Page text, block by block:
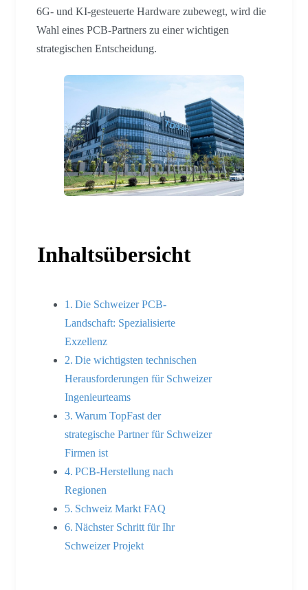
6G- und KI-gesteuerte Hardware zubewegt, wird die
Wahl eines PCB-Partners zu einer wichtigen
strategischen Entscheidung.
Inhaltsübersicht
Die Schweizer PCB-
Landschaft: Spezialisierte
Exzellenz
Die wichtigsten technischen
Herausforderungen für Schweizer
Ingenieurteams
Warum TopFast der
strategische Partner für Schweizer
Firmen ist
PCB-Herstellung nach
Regionen
Schweiz Markt FAQ
Nächster Schritt für Ihr
Schweizer Projekt